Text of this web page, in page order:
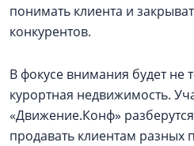
понимать клиента и
конкурентов.
В фокусе внимания будет не
курортная недвижимость.
«Движение.Конф»
продавать клиентам разных